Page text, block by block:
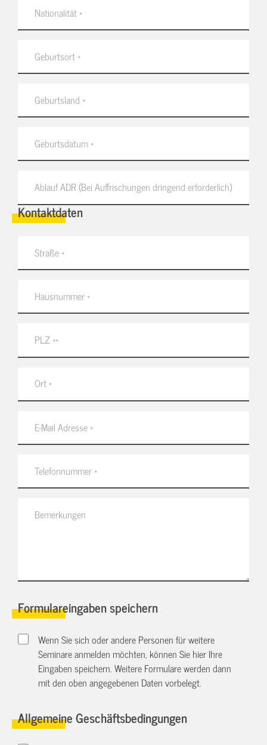
Kontaktdaten
Formulareingaben speichern
Wenn Sie sich oder andere Personen für weitere
Seminare anmelden möchten, können Sie hier Ihre
Eingaben speichern. Weitere Formulare werden dann
mit den oben angegebenen Daten vorbelegt.
Allgemeine Geschäftsbedingungen